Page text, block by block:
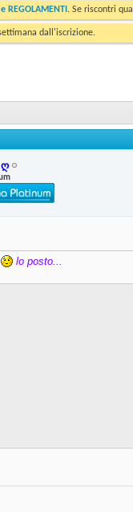
e REGOLAMENTI . Se riscontri
dall'iscrizione.
ღ
lo posto...